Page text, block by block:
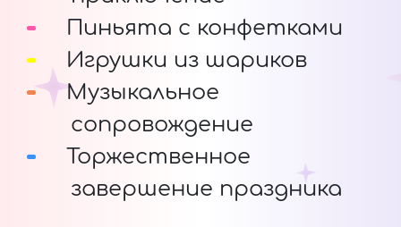
Пиньята с конфетками
Игрушки из шариков
Музыкальное
сопровождение
Торжественное
завершение праздника